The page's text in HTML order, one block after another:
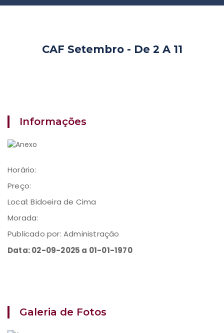
CAF Setembro - De 2 A 11
Informações
Horário:
Preço:
Local: Bidoeira de Cima
Morada:
Publicado por: Administração
Data: 02-09-2025 a 01-01-1970
Galeria de Fotos